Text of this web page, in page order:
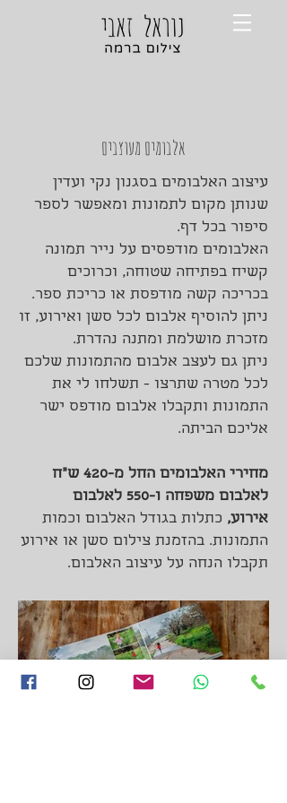
עיצוב האלבומים בסגנון נקי ועדין
שנותן מקום לתמונות ומאפשר לספר
סיפור בכל דף.
האלבומים מודפסים על נייר תמונה
קשיח בפתיחה שטוחה, וכרוכים
בכריכה קשה מודפסת או כריכת ספר.
ניתן להוסיף אלבום לכל סשן ואירוע, זו
מזכרת מושלמת ומתנה נהדרת.
ניתן גם לעצב אלבום מהתמונות שלכם
לכל מטרה שתרצו - תשלחו לי את
התמונות ותקבלו אלבום מודפס ישר
אליכם הביתה.
מחירי האלבומים החל מ-420 ש"ח
לאלבום משפחה ו-550 לאלבום
אירוע, כתלות בגודל האלבום וכמות
התמונות. בהזמנת צילום סשן או אירוע
תקבלו הנחה על עיצוב האלבום.
אלבומים מעוצבים